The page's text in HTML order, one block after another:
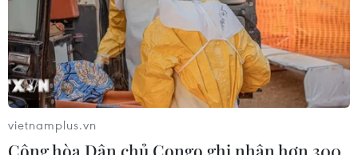
vietnamplus.vn
Cộng hòa Dân chủ Congo ghi nhận hơn 300